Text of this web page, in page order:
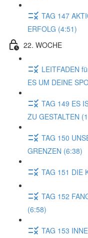
TAG 147
ERFOLG (4:51)
22. WOCHE
LEITFADEN
ES UM DEINE
TAG 149 ES
ZU GESTALTEN
TAG 150
GRENZEN (6:38)
TAG 151 DIE
TAG 152
(6:58)
TAG 153